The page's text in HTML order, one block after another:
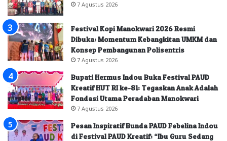
7 Agustus 2026
Festival Kopi Manokwari 2026 Resmi
Dibuka: Momentum Kebangkitan UMKM dan
Konsep Pembangunan Polisentris
7 Agustus 2026
Bupati Hermus Indou Buka Festival PAUD
Kreatif HUT RI ke-81: Tegaskan Anak Adalah
Fondasi Utama Peradaban Manokwari
7 Agustus 2026
Pesan Inspiratif Bunda PAUD Febelina Indou
di Festival PAUD Kreatif: “Ibu Guru Sedang